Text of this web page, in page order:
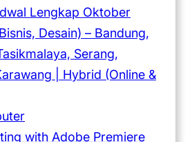
Lengkap Oktober
Desain) – Bandung,
Serang,
| Hybrid (Online &
with Adobe Premiere